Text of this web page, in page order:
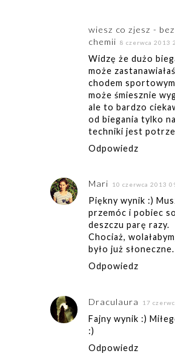
wiesz co zjesz -
chemii 8 czerwca 2013
Widzę że dużo
może
chodem
może śmiesznie
ale to bardzo
od biegania tylko
techniki jest
Odpowiedz
Mari 10 czerwca 2013
Piękny wynik :)
przemóc i pobiec
deszczu parę razy.
Chociaż,
było już słoneczne.
Odpowiedz
Draculaura 17
Fajny wynik :)
:)
Odpowiedz